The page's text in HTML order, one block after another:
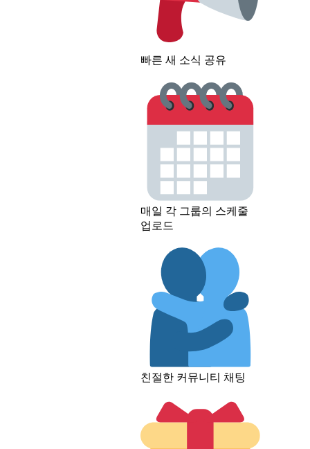
빠른 새 소식 공유
매일 각 그룹의 스케줄
업로드
친절한 커뮤니티 채팅